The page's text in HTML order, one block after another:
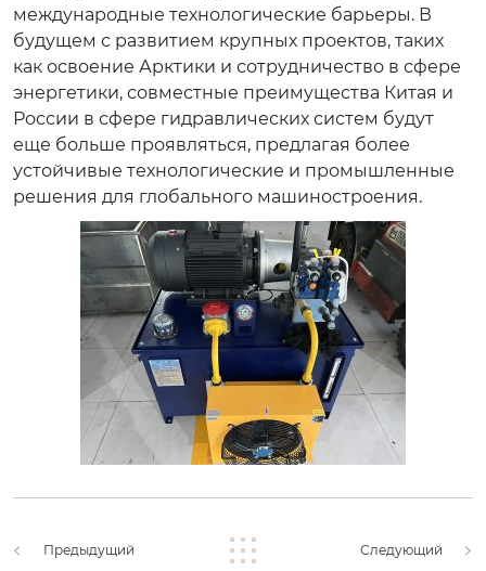
международные технологические барьеры. В
будущем с развитием крупных проектов, таких
как освоение Арктики и сотрудничество в сфере
энергетики, совместные преимущества Китая и
России в сфере гидравлических систем будут
еще больше проявляться, предлагая более
устойчивые технологические и промышленные
решения для глобального машиностроения.
Предыдущий Следующий